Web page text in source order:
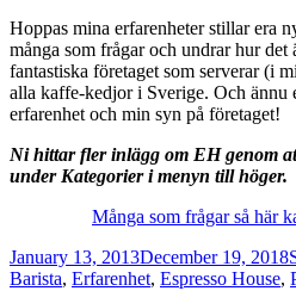
Hoppas mina erfarenheter stillar era
många som frågar och undrar hur det
fantastiska företaget som serverar (i
alla kaffe-kedjor i Sverige. Och ännu
erfarenhet och min syn på företaget!
Ni hittar fler inlägg om EH genom
under Kategorier i menyn till höger.
Många som frågar så här
Posted
on
January 13, 2013December 19, 2018
Barista, Erfarenhet, Espresso House,